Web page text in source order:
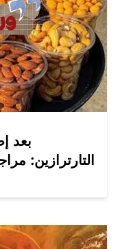
بعد
التارترازين: